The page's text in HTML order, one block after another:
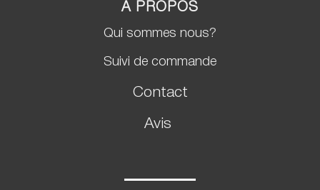
A PROPOS
Qui sommes nous?
Suivi de commande
Contact
Avis